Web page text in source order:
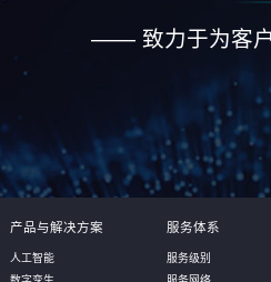
—— 致力于为客
产品与解决方案
人工智能
服务体系
服务级别